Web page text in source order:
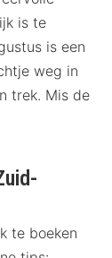
is te
is een
weg in
trek. Mis de
te boeken